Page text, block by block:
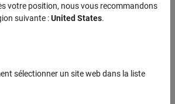
votre position, nous vous recommandons
suivante :United States.
sélectionner un site web dans la liste